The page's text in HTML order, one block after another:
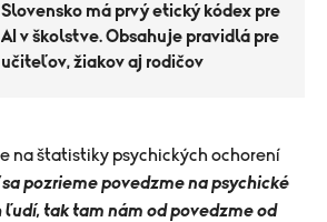
Slovensko má prvý etický kódex pre
AI v školstve. Obsahuje pravidlá pre
učiteľov, žiakov aj rodičov
na štatistiky psychických ochorení
sa pozrieme povedzme na psychické
tak tam nám od povedzme od